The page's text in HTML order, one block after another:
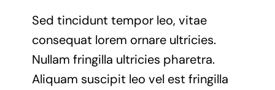
Sed tincidunt tempor leo, vitae
consequat lorem ornare ultricies.
Nullam fringilla ultricies pharetra.
Aliquam suscipit leo vel est fringilla